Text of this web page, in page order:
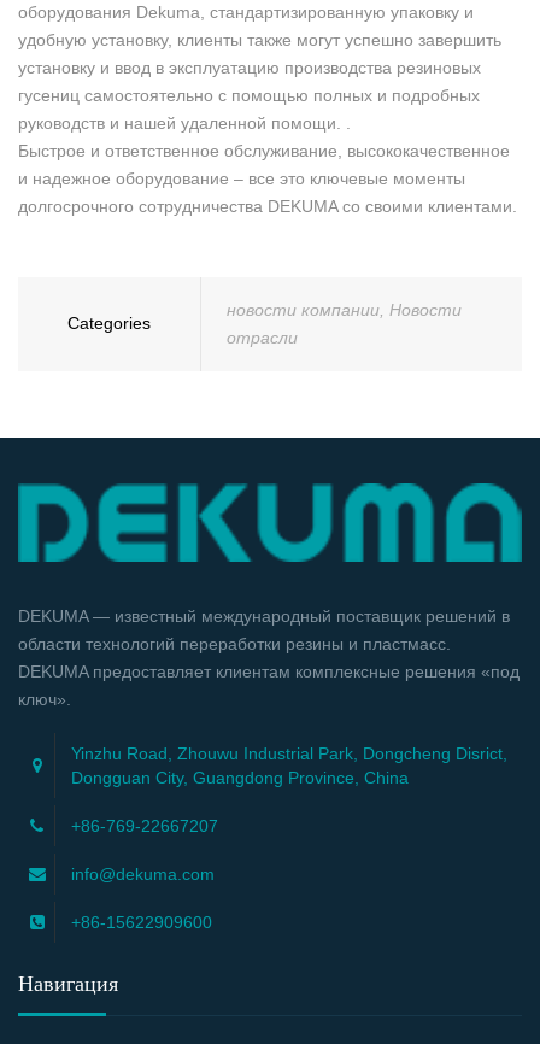
оборудования Dekuma, стандартизированную упаковку и
удобную установку, клиенты также могут успешно завершить
установку и ввод в эксплуатацию производства резиновых
гусениц самостоятельно с помощью полных и подробных
руководств и нашей удаленной помощи. .
Быстрое и ответственное обслуживание, высококачественное
и надежное оборудование – все это ключевые моменты
долгосрочного сотрудничества DEKUMA со своими клиентами.
Categories
новости компании Новости
отрасли
DEKUMA — известный международный поставщик решений в
области технологий переработки резины и пластмасс.
DEKUMA предоставляет клиентам комплексные решения «под
ключ».
Yinzhu Road, Zhouwu Industrial Park, Dongcheng Disrict,
Dongguan City, Guangdong Province, China
+86-769-22667207
info@dekuma.com
+86-15622909600
Навигация